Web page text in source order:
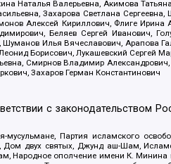
Наталья Валерьевна, Акимова
Захарова Светлана Сергеевна,
Алексей Кириллович, Флиге Ирина
Беляев Сергей Иванович,
Илья Вячеславович, Арапова
Борисович, Лукашевский Сергей
Смирнов Владимир
Захаров Герман Константинович
с законодательством
Партия исламского
Дом двух святых, Джунд аш-Шам,
Народное ополчение имени К.